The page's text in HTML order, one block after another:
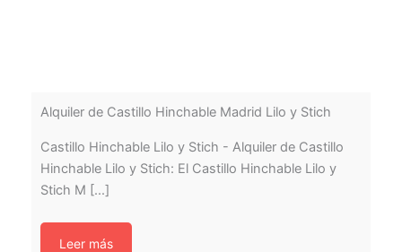
Alquiler de Castillo Hinchable Madrid Lilo y Stich
Castillo Hinchable Lilo y Stich - Alquiler de Castillo
Hinchable Lilo y Stich: El Castillo Hinchable Lilo y
Stich M [...]
Leer más